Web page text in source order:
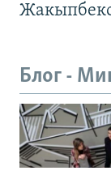
Блог -